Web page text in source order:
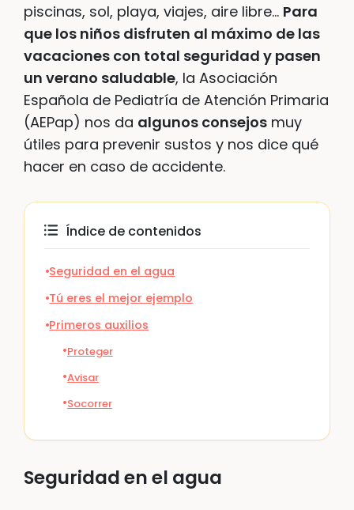
piscinas, sol, playa, viajes, aire libre… Para
que los niños disfruten al máximo de las
vacaciones con total seguridad y pasen
un verano saludable, la Asociación
Española de Pediatría de Atención Primaria
(AEPap) nos da algunos consejos muy
útiles para prevenir sustos y nos dice qué
hacer en caso de accidente.
Índice de contenidos
Seguridad en el agua
Tú eres el mejor ejemplo
Primeros auxilios
Proteger
Avisar
Socorrer
Seguridad en el agua